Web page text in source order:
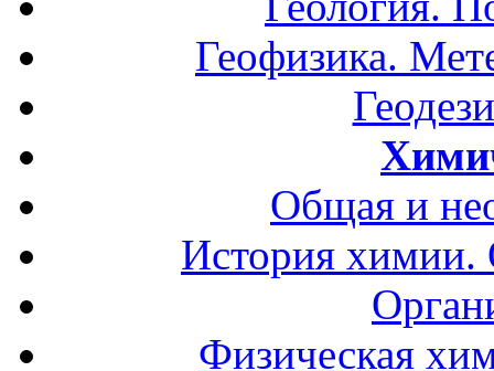
Геофизика.
Общая и
История
Физическая